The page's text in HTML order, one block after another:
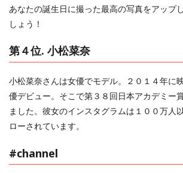
あなたの誕生日に撮った最高の写真をアップ
しょう！
第４位. 小松菜奈
小松菜奈さんは女優でモデル。２０１４年に
優デビュー。そこで第３８回日本アカデミー
ました。彼女のインスタグラムは１００万人
ローされています。
#channel